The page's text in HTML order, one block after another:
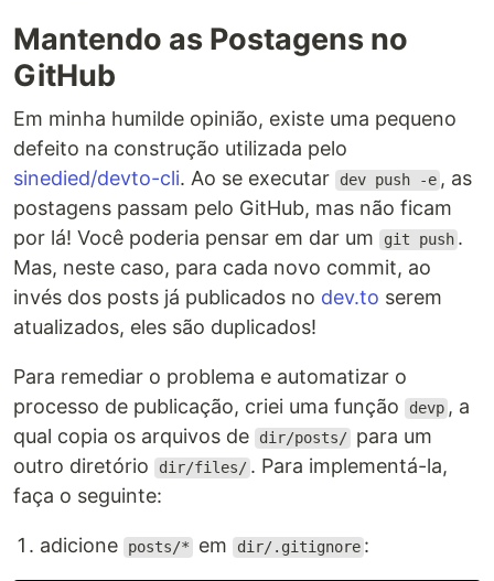
Mantendo as Postagens no
GitHub
Em minha humilde opinião, existe uma pequeno
defeito na construção utilizada pelo
sinedied/devto-cli. Ao se executar dev push -e , as
postagens passam pelo GitHub, mas não ficam
por lá! Você poderia pensar em dar um
git push .
Mas, neste caso, para cada novo commit, ao
invés dos posts já publicados no dev.to serem
atualizados, eles são duplicados!
Para remediar o problema e automatizar o
processo de publicação, criei uma função
devp , a
qual copia os arquivos de
dir/posts/ para um
outro diretório
dir/files/ . Para implementá-la,
faça o seguinte:
adicione posts/* em dir/.gitignore :